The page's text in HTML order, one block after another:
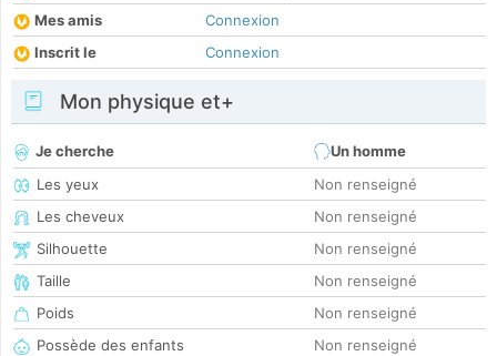
Mes amis
Connexion
Inscrit le
Connexion
Mon physique et+
Je cherche
Un homme
Les yeux
Non renseigné
Les cheveux
Non renseigné
Silhouette
Non renseigné
Taille
Non renseigné
Poids
Non renseigné
Possède des enfants
Non renseigné